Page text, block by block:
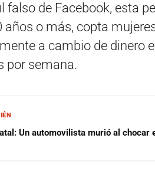
falso de Facebook, esta
años o más, copta
a cambio de dinero
por semana.
Un automovilista murió al chocar